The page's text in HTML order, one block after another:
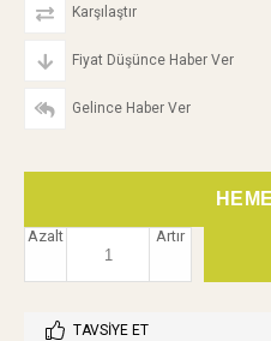
Karşılaştır
Fiyat Düşünce Haber Ver
Gelince Haber Ver
Artır
Azalt
TAVSIYE ET